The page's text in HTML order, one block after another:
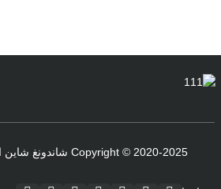
Copyright © 2020-2025 شاندونغ شاين الماكينات والشركة المحدودة